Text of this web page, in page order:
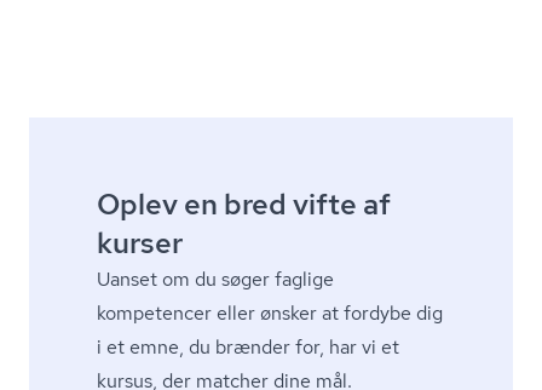
Oplev en bred vifte af
kurser
Uanset om du søger faglige
kompetencer eller ønsker at fordybe dig
i et emne, du brænder for, har vi et
kursus, der matcher dine mål.